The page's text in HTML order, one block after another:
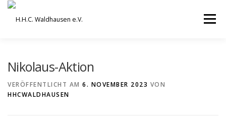
Zum
springen
Menü
ORCHESTER UND ENSEMBLES
Nikolaus-Aktion
VERÖFFENTLICHT AM 6. NOVEMBER 2023 VON
HHCWALDHAUSEN